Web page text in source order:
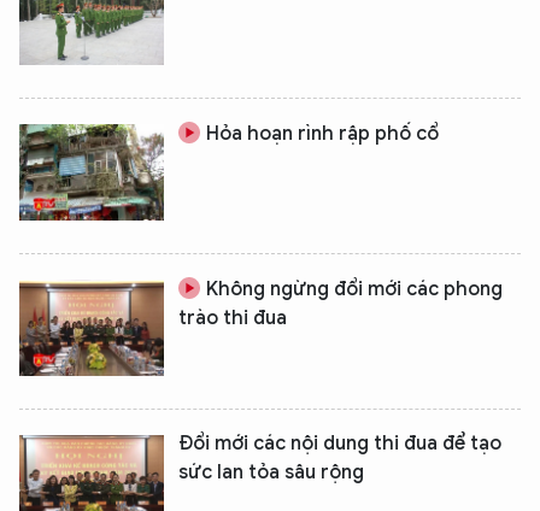
Hỏa hoạn rình rập phố cổ
Không ngừng đổi mới các phong
trào thi đua
Đổi mới các nội dung thi đua để tạo
sức lan tỏa sâu rộng